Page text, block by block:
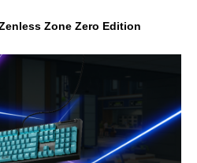
Zone Zero Edition